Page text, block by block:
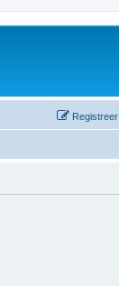
Registreer